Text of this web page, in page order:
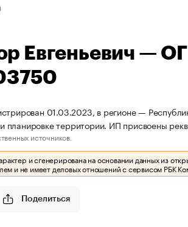
Евгеньевич —
01.03.2023, в регионе —
планировке территории. ИП присвоены
источников.
и сгенерирована на основании данных из
и не имеет деловых отношений с сервисом РБК
Поделиться